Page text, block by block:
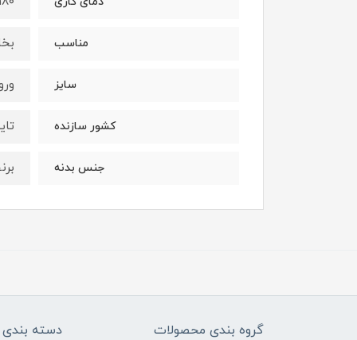
مناسب
سایز
کشور سازنده
جنس بدنه
گروه بندی محصولات دسته